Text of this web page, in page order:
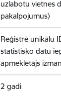
uzlabotu vietnes
pakalpojumus)
Reģistrē unikālu
statistisko datu
apmeklētājs
2 gadi